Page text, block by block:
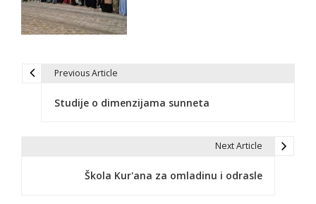
Previous Article
Studije o dimenzijama sunneta
Next Article
Škola Kur'ana za omladinu i odrasle